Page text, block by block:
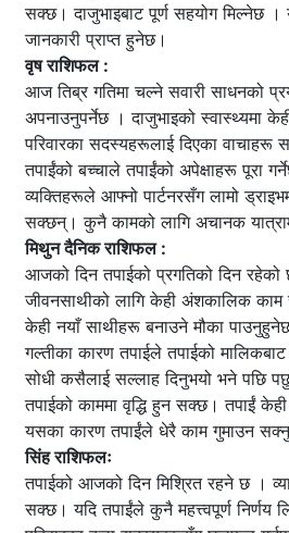
सक्छ। दाजुभाइबाट पूर्ण सहयोग मिल्नेछ ।
जानकारी प्राप्त हुनेछ।
वृष राशिफल :
आज तिब्र गतिमा चल्ने सवारी साधनको
अपनाउनुपर्नेछ । दाजुभाइको स्वास्थ्यमा
परिवारका सदस्यहरूलाई दिएका वाचाहरू
तपाईंको बच्चाले तपाईंको अपेक्षाहरू पूरा
व्यक्तिहरूले आफ्नो पार्टनरसँग लामो
सक्छन्। कुनै कामको लागि अचानक
मिथुन दैनिक राशिफल :
आजको दिन तपाईको प्रगतिको दिन
जीवनसाथीको लागि केही अंशकालिक
केही नयाँ साथीहरू बनाउने मौका
गल्तीका कारण तपाईले तपाईको
सोधी कसैलाई सल्लाह दिनुभयो भने पछि
तपाईको काममा वृद्धि हुन सक्छ। तपाईं
यसका कारण तपाईंले धेरै काम गुमाउन
सिंह राशिफलः
तपाईको आजको दिन मिश्रित रहने छ ।
सक्छ। यदि तपाईंले कुनै महत्त्वपूर्ण निर्णय